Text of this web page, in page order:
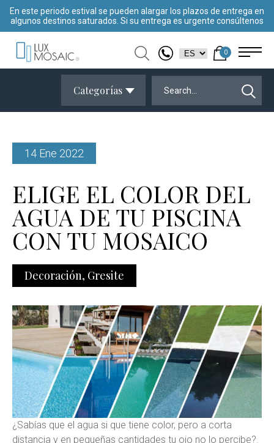
En este periodo estival se pueden alargar los plazos de entrega en
algunos destinos saturados. Si su entrega es urgente consúltenos
0
Categorías
14 Ene 2022
ELIGE EL COLOR DEL
AGUA DE TU PISCINA
CON TU MOSAICO
Decoración, Gresite
¿Sabías que el agua si que tiene color, pero a corta
distancia y en pequeñas cantidades tu ojo no lo percibe?.